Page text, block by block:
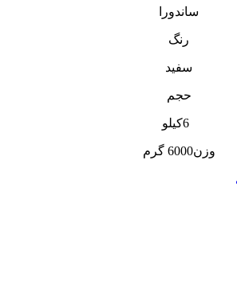
ساندورا
رنگ
سفید
حجم
وزن6000 گرم